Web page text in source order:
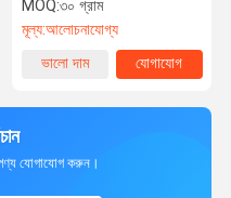
পুনরুদ্ধারের জন্য
MOQ:৩০ গ্রাম
মূল্য:আলোচনাযোগ্য
ভালো দাম
যোগাযোগ
যোগাযোগ করুন।